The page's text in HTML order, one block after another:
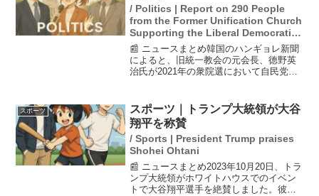
/ Politics | Report on 290 People
from the Former Unification Church
Supporting the Liberal Democratic
Party
📰 ニュースまとめ韓国のハンギョレ新聞
によると、旧統一教会の元会長、徳野英
治氏が2021年の衆院選において自民党議
部文書「TM特別報告」に記載されてお
り、教団の影響...
スポーツ
スポーツ｜トランプ大統領が大谷
翔平を称賛
/ Sports | President Trump praises
Shohei Ohtani
📰 ニュースまとめ2023年10月20日、トラ
ンプ大統領がホワイトハウスでのイベン
トで大谷翔平選手を絶賛しました。彼は